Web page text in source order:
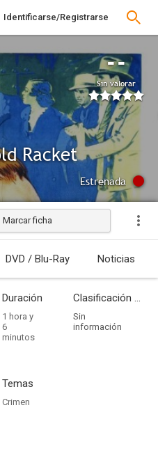
Identificarse/Registrarse
--
Sin valorar
Racket
Estrenada
Marcar ficha
DVD / Blu-Ray Noticias
Duración
1 hora y
6
minutos
Clasificación por edades
Sin
información
Temas
Crimen